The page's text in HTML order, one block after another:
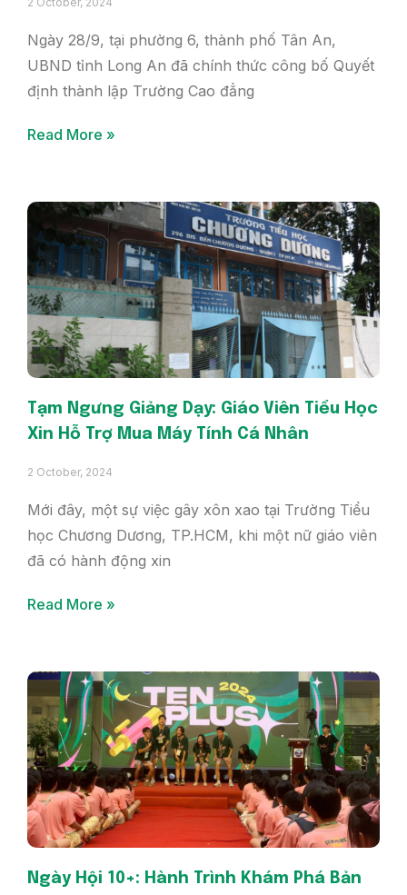
Ngày 28/9, tại phường 6, thành phố Tân An,
UBND tỉnh Long An đã chính thức công bố Quyết
định thành lập Trường Cao đẳng
Read More »
Tạm Ngưng Giảng Dạy: Giáo Viên Tiểu Học
Xin Hỗ Trợ Mua Máy Tính Cá Nhân
2 October, 2024
Mới đây, một sự việc gây xôn xao tại Trường Tiểu
học Chương Dương, TP.HCM, khi một nữ giáo viên
đã có hành động xin
Read More »
Ngày Hội 10+: Hành Trình Khám Phá Bản